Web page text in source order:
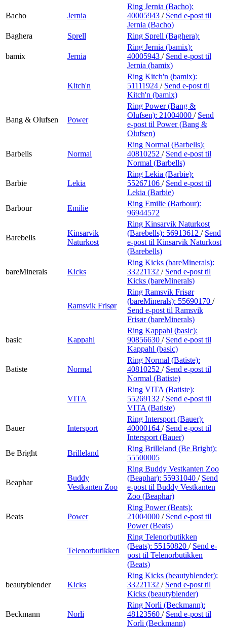
Bacho Jernia
Ring Jernia (Bacho):
40005943 / Send e-post til
Jernia (Bacho)
Baghera
Sprell Ring Sprell (Baghera):
bamix Jernia
Ring Jernia (bamix):
40005943 / Send e-post til
Jernia (bamix)
Kitch'n
Ring Kitch'n (bamix):
51111924 / Send e-post til
Kitch'n (bamix)
Bang & Olufsen Power
Ring Power (Bang &
Olufsen): 21004000 / Send
e-post til Power (Bang &
Olufsen)
Barbells Normal
Ring Normal (Barbells):
40810252 / Send e-post til
Normal (Barbells)
Barbie Lekia
Ring Lekia (Barbie):
55267106 / Send e-post til
Lekia (Barbie)
Barbour
Emilie
Ring Emilie (Barbour):
96944572
Barebells
Kinsarvik
Naturkost
Ring Kinsarvik Naturkost
(Barebells): 56913612 / Send
e-post til Kinsarvik Naturkost
(Barebells)
bareMinerals Kicks
Ring Kicks (bareMinerals):
33221132 / Send e-post til
Kicks (bareMinerals)
Ramsvik Frisør
Ring Ramsvik Frisør
(bareMinerals): 55690170 /
Send e-post til Ramsvik
Frisør (bareMinerals)
basic Kappahl
Ring Kappahl (basic):
90856630 / Send e-post til
Kappahl (basic)
Batiste Normal
Ring Normal (Batiste):
40810252 / Send e-post til
Normal (Batiste)
VITA
Ring VITA (Batiste):
55269132 / Send e-post til
VITA (Batiste)
Bauer Intersport
Ring Intersport (Bauer):
40000164 / Send e-post til
Intersport (Bauer)
Be Bright
Brilleland
Ring Brilleland (Be Bright):
55500005
Beaphar
Buddy
Vestkanten Zoo
Ring Buddy Vestkanten Zoo
(Beaphar): 55931040 / Send
e-post til Buddy Vestkanten
Zoo (Beaphar)
Beats Power
Ring Power (Beats):
21004000 / Send e-post til
Power (Beats)
Telenorbutikken
Ring Telenorbutikken
(Beats): 55150820 / Send e-
post til Telenorbutikken
(Beats)
beautyblender Kicks
Ring Kicks (beautyblender):
33221132 / Send e-post til
Kicks (beautyblender)
Beckmann Norli
Ring Norli (Beckmann):
48123560 / Send e-post til
Norli (Beckmann)